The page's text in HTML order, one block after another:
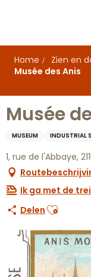
principal
Home
Zien en
Musée des Anis
Musée
MUSEUM INDUSTRIAL
1, rue de l'Abbaye,
Ik ga met de
Delen Ajouter